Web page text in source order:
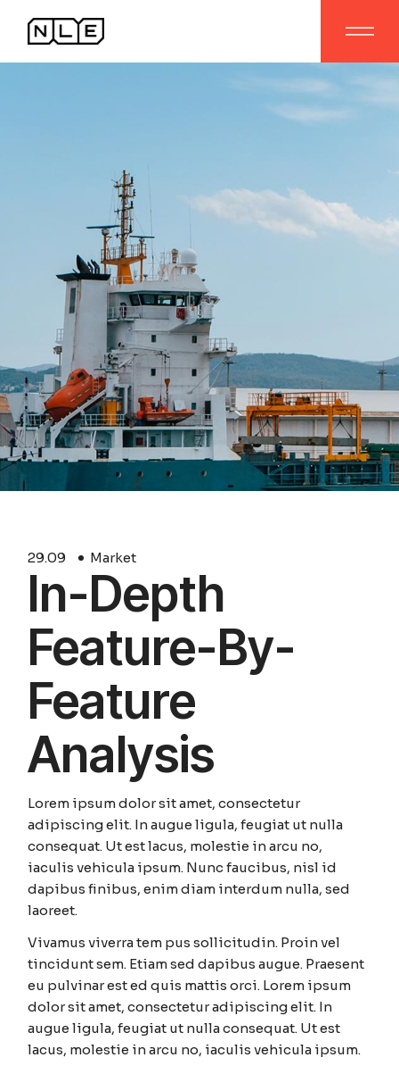
29.09 Market
In-Depth
Feature-By-
Feature
Analysis
Lorem ipsum dolor sit amet, consectetur
adipiscing elit. In augue ligula, feugiat ut nulla
consequat. Ut est lacus, molestie in arcu no,
iaculis vehicula ipsum. Nunc faucibus, nisl id
dapibus finibus, enim diam interdum nulla, sed
laoreet.
Vivamus viverra tem pus sollicitudin. Proin vel
tincidunt sem. Etiam sed dapibus augue. Praesent
eu pulvinar est ed quis mattis orci. Lorem ipsum
dolor sit amet, consectetur adipiscing elit. In
augue ligula, feugiat ut nulla consequat. Ut est
lacus, molestie in arcu no, iaculis vehicula ipsum.